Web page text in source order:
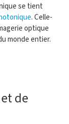
se tient
. Celle-
optique
monde entier.
de